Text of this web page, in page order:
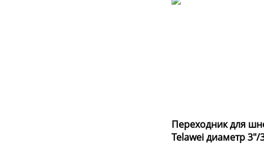
Переходник для
Telawei диаметр 3"/